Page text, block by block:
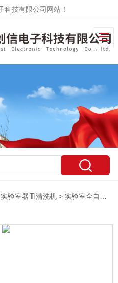
科技有限公司网站！
实验室器皿清洗机 > 实验室全自动器皿清洗机